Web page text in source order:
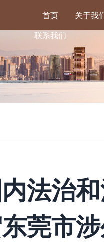
首页
关于我
联系我们
法治
莞市